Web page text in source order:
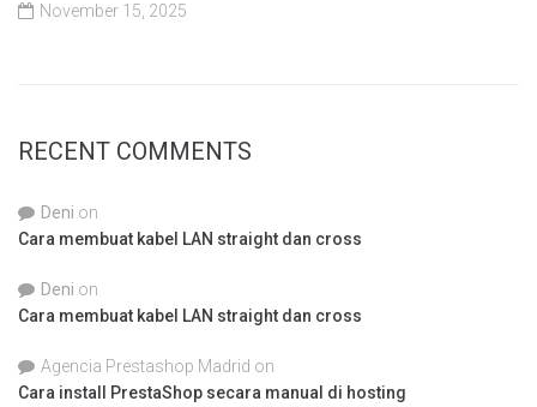
November 15, 2025
RECENT COMMENTS
Deni on
Cara membuat kabel LAN straight dan cross
Deni on
Cara membuat kabel LAN straight dan cross
Agencia Prestashop Madrid on
Cara install PrestaShop secara manual di hosting